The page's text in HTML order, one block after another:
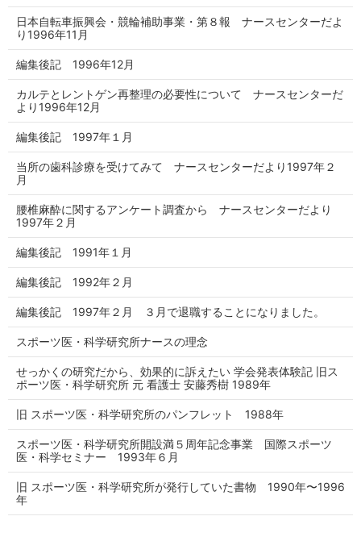
日本自転車振興会・競輪補助事業・第８報 ナースセンターだよ
り1996年11月
編集後記 1996年12月
カルテとレントゲン再整理の必要性について ナースセンターだ
より1996年12月
編集後記 1997年１月
当所の歯科診療を受けてみて ナースセンターだより1997年２
月
腰椎麻酔に関するアンケート調査から ナースセンターだより
1997年２月
編集後記 1991年１月
編集後記 1992年２月
編集後記 1997年２月 ３月で退職することになりました。
スポーツ医・科学研究所ナースの理念
せっかくの研究だから、効果的に訴えたい 学会発表体験記 旧ス
ポーツ医・科学研究所 元 看護士 安藤秀樹 1989年
旧 スポーツ医・科学研究所のパンフレット 1988年
スポーツ医・科学研究所開設満５周年記念事業 国際スポーツ
医・科学セミナー 1993年６月
旧 スポーツ医・科学研究所が発行していた書物 1990年〜1996
年